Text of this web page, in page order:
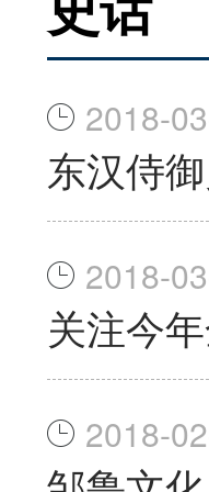
2018-
东汉侍
2018-
关注今
2018-